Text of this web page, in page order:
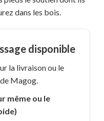
dans les bois.
disponible
la livraison ou le
Magog.
même ou le